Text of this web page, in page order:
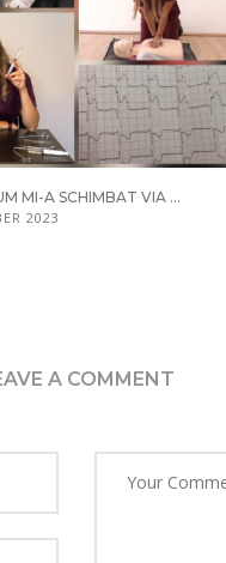
MI-A SCHIMBAT VIA ...
2023
A COMMENT